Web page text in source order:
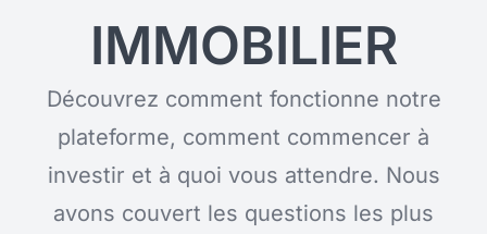
IMMOBILIER
Découvrez comment fonctionne notre
plateforme, comment commencer à
investir et à quoi vous attendre. Nous
avons couvert les questions les plus